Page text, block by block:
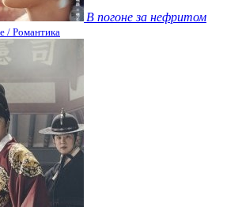
В погоне за нефритом
/ Романтика